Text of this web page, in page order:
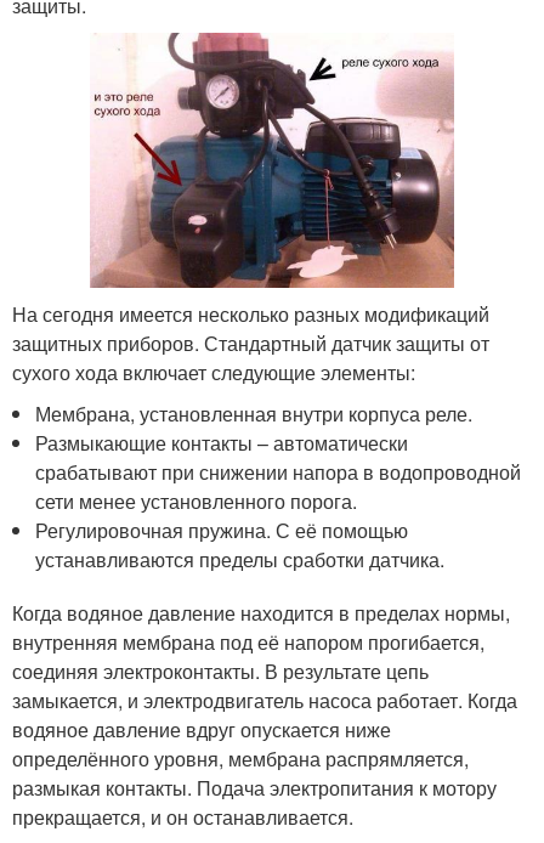
На сегодня имеется несколько разных модификаций
защитных приборов. Стандартный датчик защиты от
сухого хода включает следующие элементы:
Мембрана, установленная внутри корпуса реле.
Размыкающие контакты – автоматически
срабатывают при снижении напора в водопроводной
сети менее установленного порога.
Регулировочная пружина. С её помощью
устанавливаются пределы сработки датчика.
Когда водяное давление находится в пределах нормы,
внутренняя мембрана под её напором прогибается,
соединяя электроконтакты. В результате цепь
замыкается, и электродвигатель насоса работает. Когда
водяное давление вдруг опускается ниже
определённого уровня, мембрана распрямляется,
размыкая контакты. Подача электропитания к мотору
прекращается, и он останавливается.